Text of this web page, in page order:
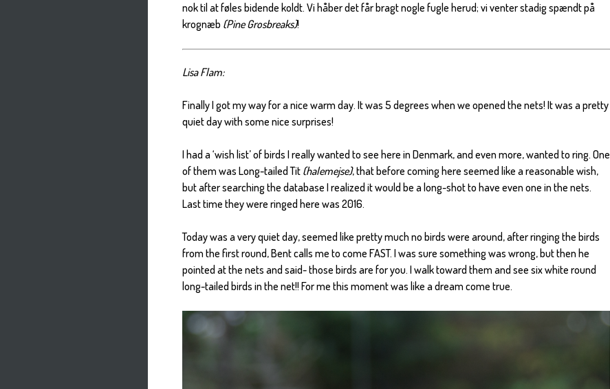
nok til at føles bidende koldt. Vi håber det får bragt nogle fugle herud; vi venter stadig spændt på
krognæb (Pine Grosbreaks)!
Lisa Flam:
Finally I got my way for a nice warm day. It was 5 degrees when we opened the nets! It was a pretty
quiet day with some nice surprises!
I had a ‘wish list’ of birds I really wanted to see here in Denmark, and even more, wanted to ring. One
of them was Long-tailed Tit (halemejse), that before coming here seemed like a reasonable wish,
but after searching the database I realized it would be a long-shot to have even one in the nets.
Last time they were ringed here was 2016.
Today was a very quiet day, seemed like pretty much no birds were around, after ringing the birds
from the first round, Bent calls me to come FAST. I was sure something was wrong, but then he
pointed at the nets and said- those birds are for you. I walk toward them and see six white round
long-tailed birds in the net!! For me this moment was like a dream come true.